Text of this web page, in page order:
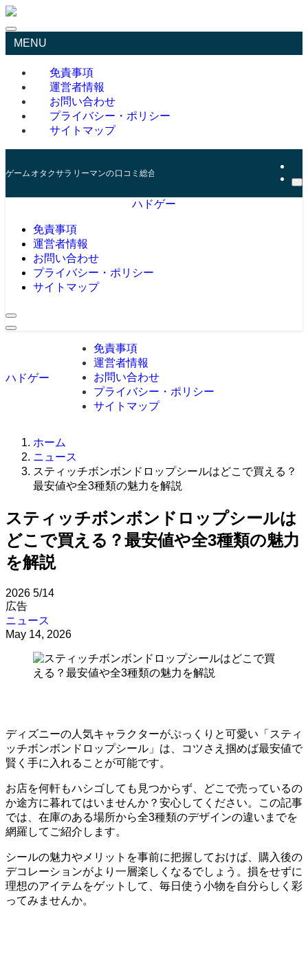
MENU
免責事項
運営者情報
お問い合わせ
プライバシー・ポリシー
サイトマップ
ゲームオタクサラリーマンの口コミ総合サイト
ハドゲー
免責事項
運営者情報
お問い合わせ
プライバシー・ポリシー
サイトマップ
ハドゲー
免責事項
運営者情報
お問い合わせ
プライバシー・ポリシー
サイトマップ
ホーム
ニュース
スティッチボンボンドロップシールはどこで買える？
最安値や全3種類の魅力を解説
スティッチボンボンドロップシールは
どこで買える？最安値や全3種類の魅力
を解説
2026 5/14
広告
ニュース
May 14, 2026
ディズニーの人気キャラクターがぷっくりと可愛い「スティ
ッチボンボンドロップシール」は、コツさえ掴めば最安値で
賢く手に入れることが可能です。
お店を何軒もハシゴしても見つからず、どこで売っているの
か途方に暮れてはいませんか？安心してください。この記事
では、在庫のある場所から全3種類のデザインの違いまでを
網羅してご紹介します。
シールの魅力やメリットを事前に把握しておけば、購入後の
デコレーションがより一層楽しくなるでしょう。損をせずに
理想のアイテムをゲットして、毎日使う小物を自分らしく彩
ってみませんか。